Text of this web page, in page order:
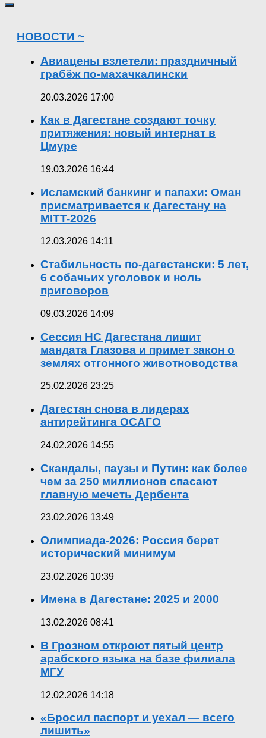
НОВОСТИ ~
Авиацены взлетели: праздничный
грабёж по-махачкалински
20.03.2026 17:00
Как в Дагестане создают точку
притяжения: новый интернат в
Цмуре
19.03.2026 16:44
Исламский банкинг и папахи: Оман
присматривается к Дагестану на
MITT-2026
12.03.2026 14:11
Стабильность по-дагестански: 5 лет,
6 собачьих уголовок и ноль
приговоров
09.03.2026 14:09
Сессия НС Дагестана лишит
мандата Глазова и примет закон о
землях отгонного животноводства
25.02.2026 23:25
Дагестан снова в лидерах
антирейтинга ОСАГО
24.02.2026 14:55
Скандалы, паузы и Путин: как более
чем за 250 миллионов спасают
главную мечеть Дербента
23.02.2026 13:49
Олимпиада-2026: Россия берет
исторический минимум
23.02.2026 10:39
Имена в Дагестане: 2025 и 2000
13.02.2026 08:41
В Грозном откроют пятый центр
арабского языка на базе филиала
МГУ
12.02.2026 14:18
«Бросил паспорт и уехал — всего
лишить»